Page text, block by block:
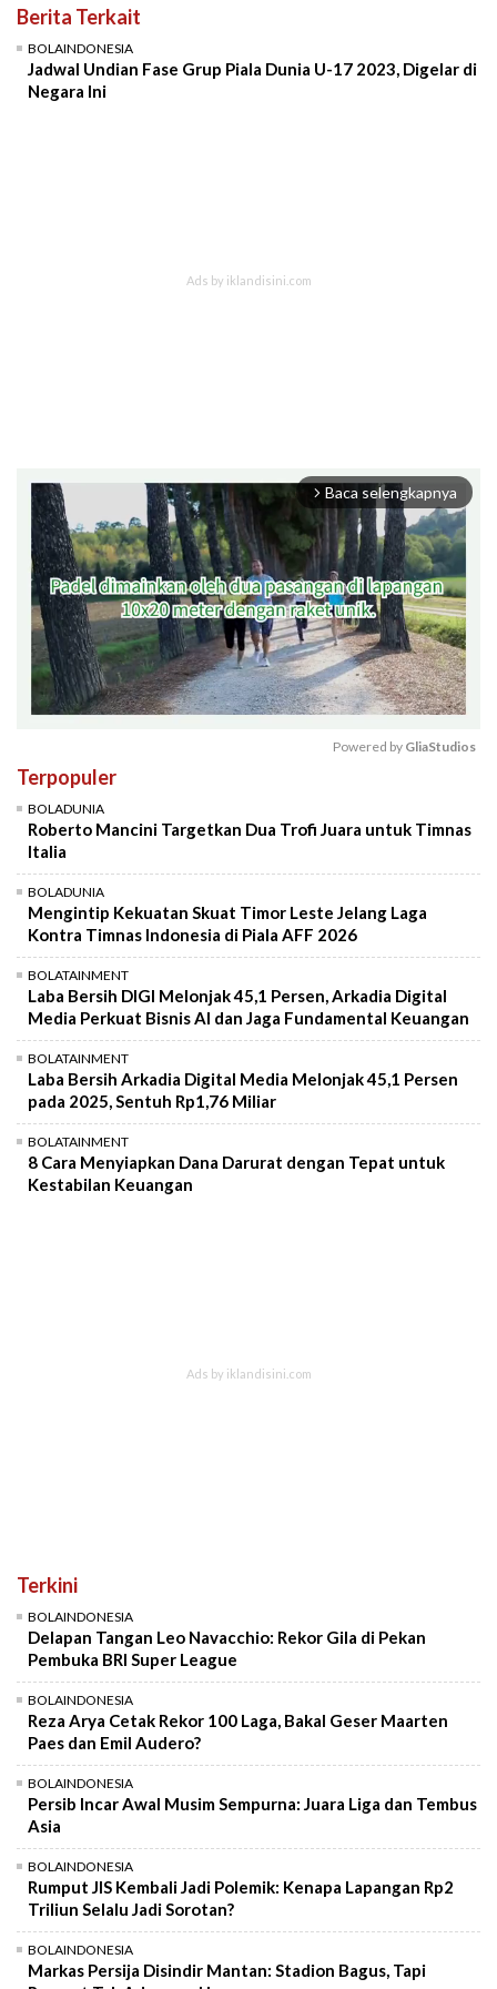
Berita Terkait
BOLAINDONESIA
Jadwal Undian Fase Grup Piala Dunia U-17 2023, Digelar di
Negara Ini
arrow_forward_ios Baca selengkapnya
Powered by GliaStudios
Terpopuler
BOLADUNIA
Roberto Mancini Targetkan Dua Trofi Juara untuk Timnas
Italia
BOLADUNIA
Mengintip Kekuatan Skuat Timor Leste Jelang Laga
Kontra Timnas Indonesia di Piala AFF 2026
BOLATAINMENT
Laba Bersih DIGI Melonjak 45,1 Persen, Arkadia Digital
Media Perkuat Bisnis AI dan Jaga Fundamental Keuangan
BOLATAINMENT
Laba Bersih Arkadia Digital Media Melonjak 45,1 Persen
pada 2025, Sentuh Rp1,76 Miliar
BOLATAINMENT
8 Cara Menyiapkan Dana Darurat dengan Tepat untuk
Kestabilan Keuangan
Terkini
BOLAINDONESIA
Delapan Tangan Leo Navacchio: Rekor Gila di Pekan
Pembuka BRI Super League
BOLAINDONESIA
Reza Arya Cetak Rekor 100 Laga, Bakal Geser Maarten
Paes dan Emil Audero?
BOLAINDONESIA
Persib Incar Awal Musim Sempurna: Juara Liga dan Tembus
Asia
BOLAINDONESIA
Rumput JIS Kembali Jadi Polemik: Kenapa Lapangan Rp2
Triliun Selalu Jadi Sorotan?
BOLAINDONESIA
Markas Persija Disindir Mantan: Stadion Bagus, Tapi